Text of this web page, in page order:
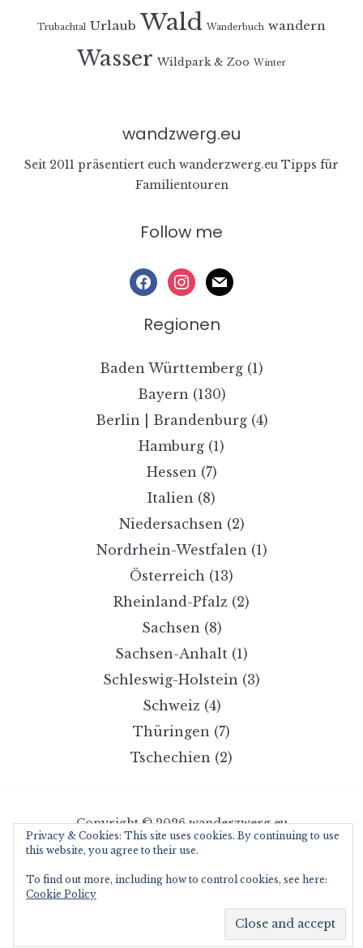
Trubachtal Urlaub Wald Wanderbuch wandern
Wasser Wildpark & Zoo Winter
wandzwerg.eu
Seit 2011 präsentiert euch wanderzwerg.eu Tipps für
Familientouren
Follow me
facebookinstagram
mail
Regionen
Baden Württemberg (1)
Bayern (130)
Berlin | Brandenburg(4)
Hamburg (1)
Hessen (7)
Italien (8)
Niedersachsen (2)
Nordrhein-Westfalen (1)
Österreich (13)
Rheinland-Pfalz (2)
Sachsen (8)
Sachsen-Anhalt (1)
Schleswig-Holstein (3)
Schweiz(4)
Thüringen (7)
Tschechien (2)
Copyright © 2026 wanderzwerg.eu
Designed byWPZOOM
Privacy & Cookies: This site uses cookies. By continuing to use
this website, you agree to their use.
To find out more, including how to control cookies, see here:
Cookie Policy